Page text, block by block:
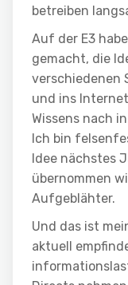
betreiben
Auf der E3
gemacht, die
verschiedenen
und ins
Wissens nach
Ich bin
Idee nächstes
übernommen
Aufgeblähter.
Und das ist
aktuell